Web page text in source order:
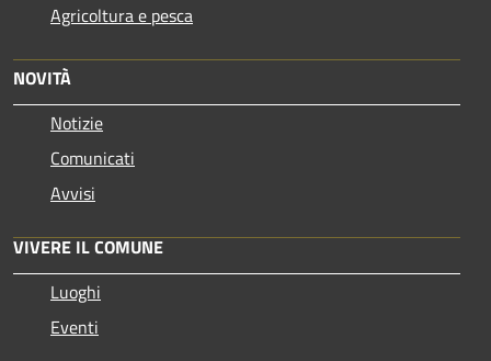
Agricoltura e pesca
NOVITÀ
Notizie
Comunicati
Avvisi
VIVERE IL COMUNE
Luoghi
Eventi